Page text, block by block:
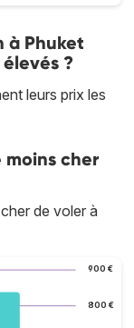
à Phuket
?
leurs prix les
moins cher
de voler à
800 €
900 €